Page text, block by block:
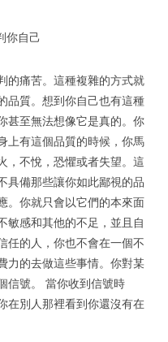
你自己
的痛苦。這種複雜的方式就
品質。想到你自己也有這種
甚至無法想像它是真的。你
上有這個品質的時候，你馬
，不悅，恐懼或者失望。這
具備那些讓你如此鄙視的品
。你就只會以它們的本來面
敏感和其他的不足，並且自
任的人，你也不會在一個不
力的去做這些事情。你對某
信號。 當你收到信號時
別人那裡看到你還沒有在